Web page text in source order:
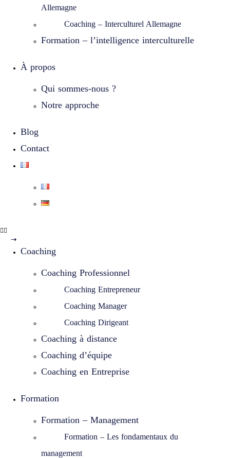
Allemagne
Coaching – Interculturel Allemagne
Formation – l’intelligence interculturelle
À propos
Qui sommes-nous ?
Notre approche
Blog
Contact
Coaching
Coaching Professionnel
Coaching Entrepreneur
Coaching Manager
Coaching Dirigeant
Coaching à distance
Coaching d’équipe
Coaching en Entreprise
Formation
Formation – Management
Formation – Les fondamentaux du
management